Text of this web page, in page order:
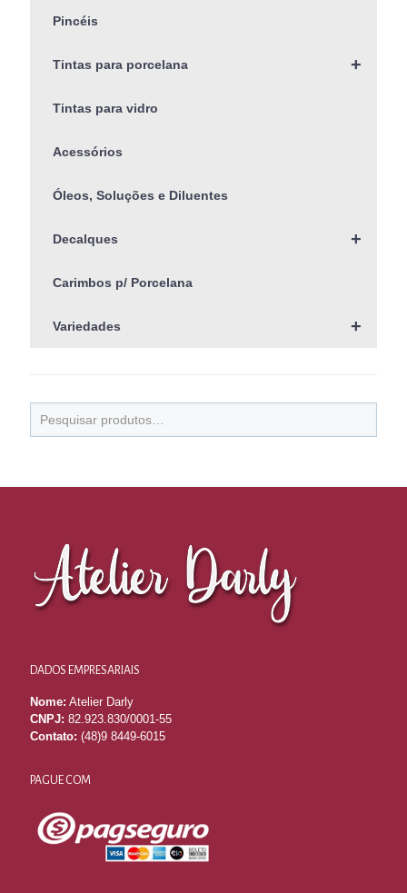
Pincéis
+
Tintas para porcelana
Tintas para vidro
Acessórios
Óleos, Soluções e Diluentes
+
Decalques
Carimbos p/ Porcelana
+
Variedades
DADOS EMPRESARIAIS
Nome: Atelier Darly
CNPJ: 82.923.830/0001-55
Contato: (48)9 8449-6015
PAGUE COM